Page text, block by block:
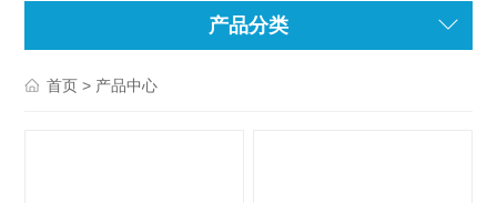
产品分类
首页 > 产品中心